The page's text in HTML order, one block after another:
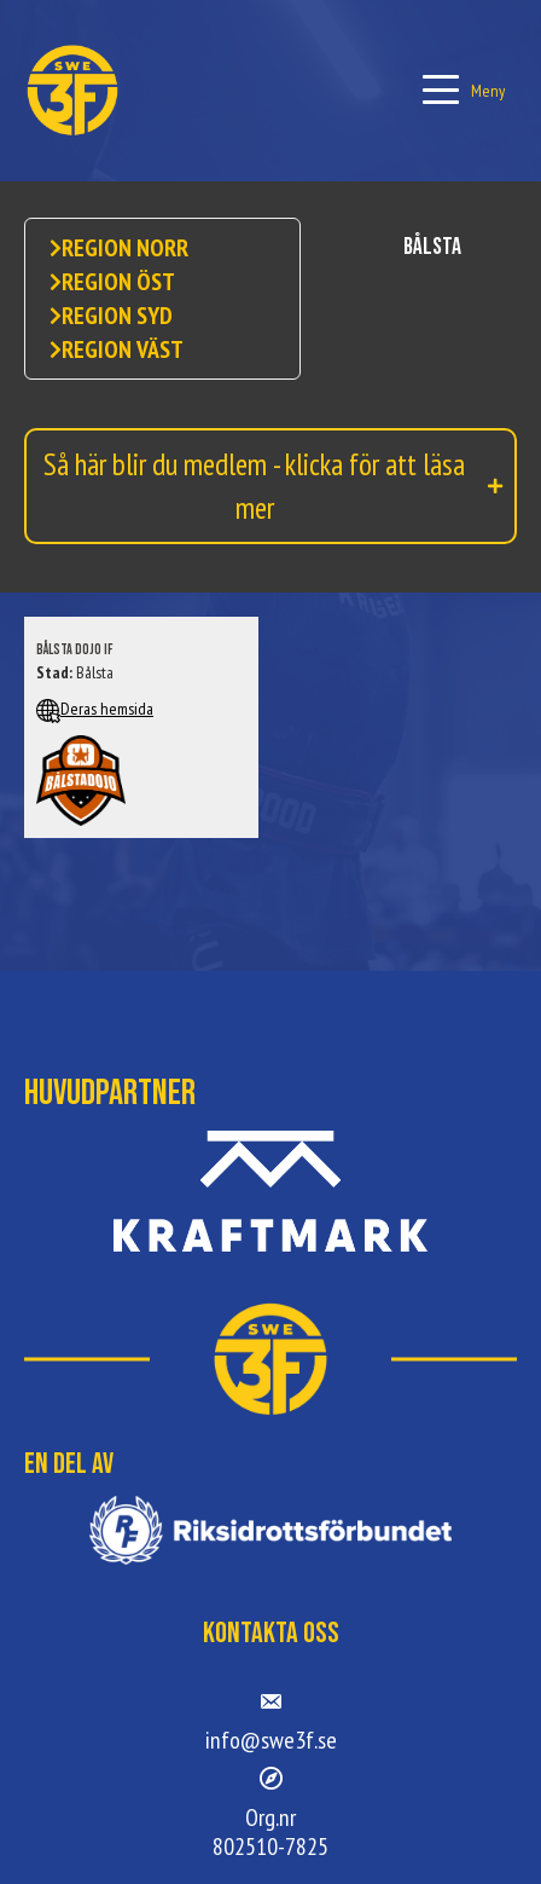
Meny
REGION NORR
REGION ÖST
REGION SYD
REGION VÄST
Bålsta
Så här blir du medlem - klicka för att läsa
mer
Bålsta Dojo IF
Stad: Bålsta
Deras hemsida
Huvudpartner
En del av
Kontakta oss
info@swe3f.se
Org.nr
802510-7825